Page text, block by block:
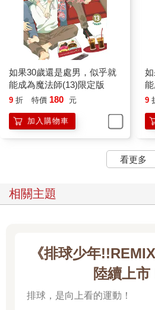
如果30歲還是處男，似乎就
能成為魔法師(13)限定版
9 折 特價 180 元
加入購物車
9
看更多
相關主題
《排球少年
陸續上市
排球，是向上看的運動！